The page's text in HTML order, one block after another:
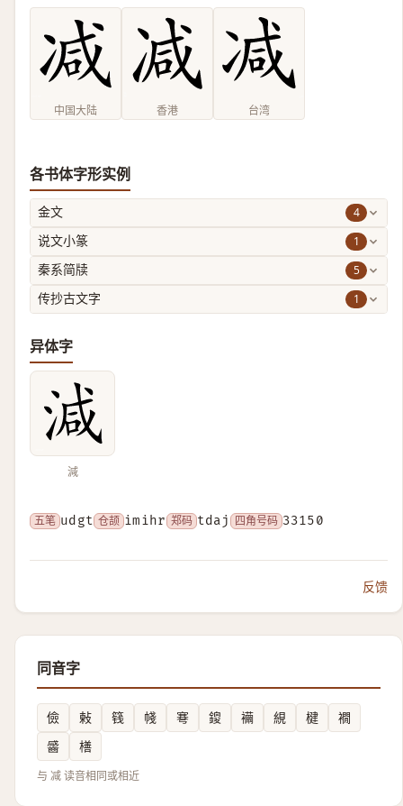
中国大陆 香港 台湾
各书体字形实例
金文 4
说文小篆 1
秦系简牍 5
传抄古文字 1
异体字
減
五笔 udgt 仓颉 imihr 郑码 tdaj 四角号码 33150
反馈
同音字
儉 㪝 篯 帴 弿 鎫 襺 絸 楗
襉
䶠
橏
与 减 读音相同或相近